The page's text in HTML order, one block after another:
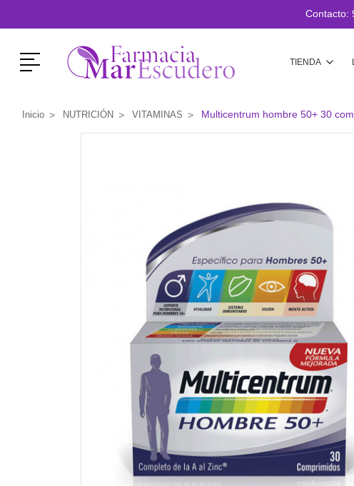
Contacto:
Menú TIENDA
Inicio NUTRICIÓN VITAMINAS Multicentrum hombre 50+ 30